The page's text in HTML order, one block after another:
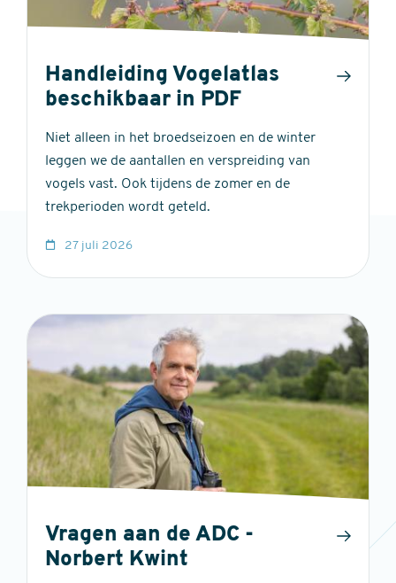
Handleiding Vogelatlas
beschikbaar in PDF
Niet alleen in het broedseizoen en de winter
leggen we de aantallen en verspreiding van
vogels vast. Ook tijdens de zomer en de
trekperioden wordt geteld.
27 juli 2026
Vragen aan de ADC -
Norbert Kwint